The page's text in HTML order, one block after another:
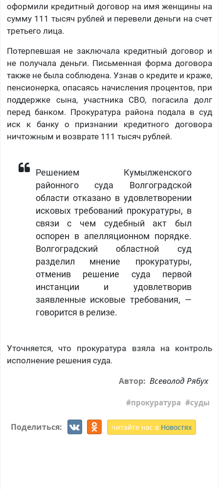
оформили кредитный договор на имя женщины на
сумму 111 тысяч рублей и перевели деньги на счет
третьего лица.
Потерпевшая не заключала кредитный договор и
не получала деньги. Письменная форма договора
также не была соблюдена. Узнав о кредите и краже,
пенсионерка, опасаясь начисления процентов, при
поддержке сына, участника СВО, погасила долг
перед банком. Прокуратура района подала в суд
иск к банку о признании кредитного договора
ничтожным и возврате 111 тысяч рублей.
Решением Кумылженского
районного суда Волгоградской
области отказано в удовлетворении
исковых требований прокуратуры, в
связи с чем судебный акт был
оспорен в апелляционном порядке.
Волгоградский областной суд
разделил мнение прокуратуры,
отменив решение суда первой
инстанции и удовлетворив
заявленные исковые требования, —
говорится в релизе.
Уточняется, что прокуратура взяла на контроль
исполнение решения суда.
Автор: Всеволод Рябух
прокуратура суды
Поделиться: читайте нас в Новостях